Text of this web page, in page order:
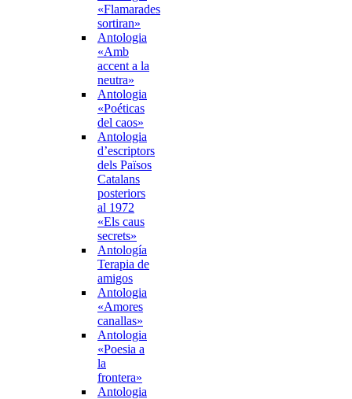
«Flamarades
sortiran»
Antologia
«Amb
accent a la
neutra»
Antologia
«Poéticas
del caos»
Antologia
d’escriptors
dels Països
Catalans
posteriors
al 1972
«Els caus
secrets»
Antología
Terapia de
amigos
Antologia
«Amores
canallas»
Antologia
«Poesia a
la
frontera»
Antologia